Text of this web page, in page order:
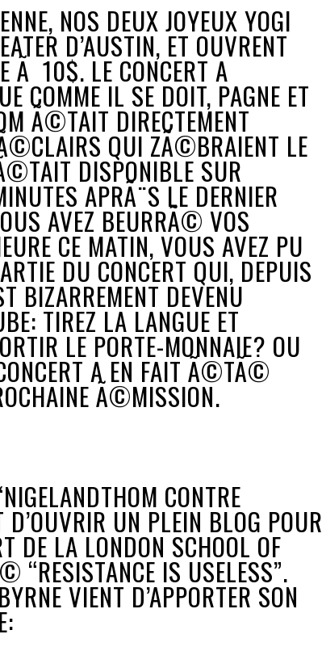
NOS DEUX JOYEUX YOGI
D’AUSTIN, ET OUVRENT
Ã 10$. LE CONCERT A
IL SE DOIT, PAGNE ET
Ã©TAIT DIRECTEMENT
QUI ZÃ©BRAIENT LE
DISPONIBLE SUR
APRÃ¨S LE DERNIER
AVEZ BEURRÃ© VOS
CE MATIN, VOUS AVEZ PU
DU CONCERT QUI, DEPUIS
BIZARREMENT DEVENU
TIREZ LA LANGUE ET
LE PORTE-MONNAIE? OU
A EN FAIT Ã©TÃ©
Ã©MISSION.
CONTRE
UN PLEIN BLOG POUR
DE LA LONDON SCHOOL OF
“RESISTANCE IS USELESS”.
VIENT D’APPORTER SON